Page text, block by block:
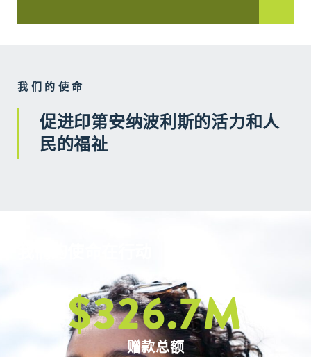
我们的使命
促进印第安纳波利斯的活力和人
民的福祉
$326.7M
赠款总额